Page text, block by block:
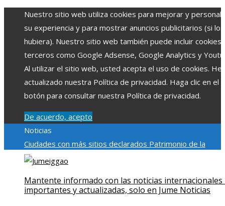
Nuestro sitio web utiliza cookies para mejorar y
su experiencia y para mostrar anuncios publicitarios (si los
hubiera). Nuestro sitio web también puede incluir cookies
terceros como Google Adsense, Google Analytics y
Al utilizar el sitio web, usted acepta el uso de cookies.
actualizado nuestra Política de privacidad. Haga clic en el
botón para consultar nuestra Política de privacidad.
De acuerdo, acepto
Noticias
Ciudades con más sitios declarados Patrimonio de la
Humanidad y su importancia
la inversión productiva y reducir la fragmentación
en Bosnia y Herzegovina
La gran depresión de 1929 y su
Mantente informado con las noticias internacionales
importantes y actualizadas, solo en Jume Noticias